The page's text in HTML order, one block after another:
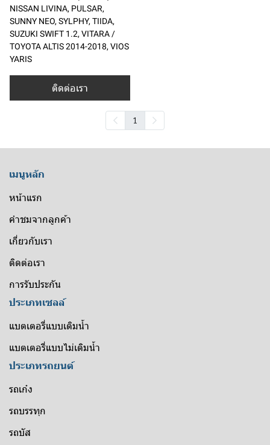
NISSAN LIVINA, PULSAR,
SUNNY NEO, SYLPHY, TIIDA,
SUZUKI SWIFT 1.2, VITARA /
TOYOTA ALTIS 2014-2018, VIOS
YARIS
ติดต่อเรา
1
เมนูหลัก
หน้าแรก
คำชมจากลูกค้า
เกี่ยวกับเรา
ติดต่อเรา
การรับประกัน
ประเภทเซลล์
แบตเตอรี่แบบเติมน้ำ
แบตเตอรี่แบบไม่เติมน้ำ
ประเภทรถยนต์
รถเก๋ง
รถบรรทุก
รถบัส